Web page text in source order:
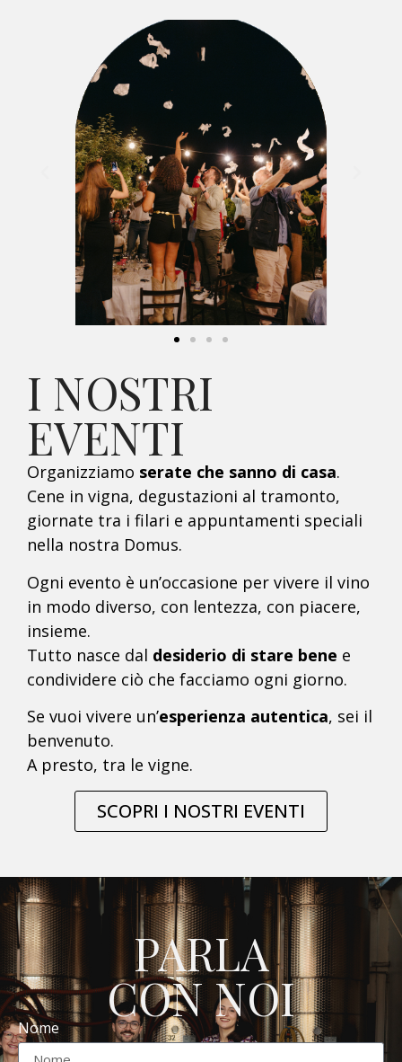
I NOSTRI
EVENTI
Organizziamo serate che sanno di casa.
Cene in vigna, degustazioni al tramonto,
giornate tra i filari e appuntamenti speciali
nella nostra Domus.
Ogni evento è un’occasione per vivere il vino
in modo diverso, con lentezza, con piacere,
insieme.
Tutto nasce dal desiderio di stare bene e
condividere ciò che facciamo ogni giorno.
Se vuoi vivere un’esperienza autentica, sei il
benvenuto.
A presto, tra le vigne.
SCOPRI I NOSTRI EVENTI
PARLA
CON NOI
Nome